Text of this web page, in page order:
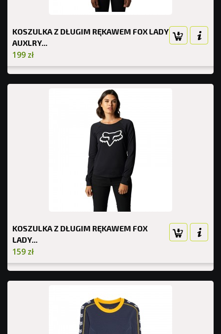
KOSZULKA Z DŁUGIM RĘKAWEM FOX LADY
AUXLRY...
199 zł
KOSZULKA Z DŁUGIM RĘKAWEM FOX
LADY...
159 zł